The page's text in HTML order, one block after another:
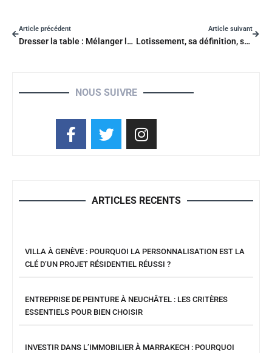
Article précédent
Dresser la table : Mélanger le moderne et le traditionnel pour un déjeuner d’inspiration française
Article suivant
Lotissement, sa définition, ses types et les avantages et inconvénient qu’il comporte
NOUS SUIVRE
ARTICLES RECENTS
VILLA À GENÈVE : POURQUOI LA PERSONNALISATION EST LA
CLÉ D’UN PROJET RÉSIDENTIEL RÉUSSI ?
ENTREPRISE DE PEINTURE À NEUCHÂTEL : LES CRITÈRES
ESSENTIELS POUR BIEN CHOISIR
INVESTIR DANS L’IMMOBILIER À MARRAKECH : POURQUOI